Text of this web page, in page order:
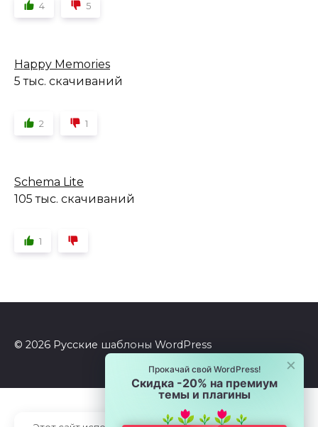
4 5
Happy Memories
5 тыс. скачиваний
2 1
Schema Lite
105 тыс. скачиваний
1
© 2026 Русские шаблоны WordPress
×
Прокачай свой WordPress!
Скидка -20% на премиум
темы и плагины